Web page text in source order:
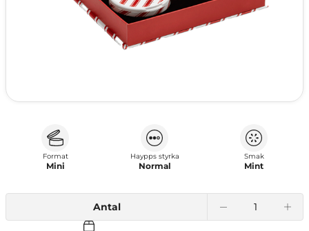
Format
Mini
Haypps styrka
Normal
Smak
Mint
Antal